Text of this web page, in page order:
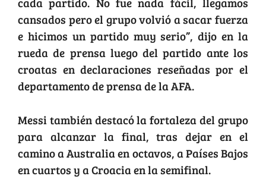
cansados pero el grupo volvió a sacar fuerza
e hicimos un partido muy serio”, dijo en la
rueda de prensa luego del partido ante los
croatas en declaraciones reseñadas por el
departamento de prensa de la AFA.
Messi también destacó la fortaleza del grupo
para alcanzar la final, tras dejar en el
camino a Australia en octavos, a Países Bajos
en cuartos y a Croacia en la semifinal.